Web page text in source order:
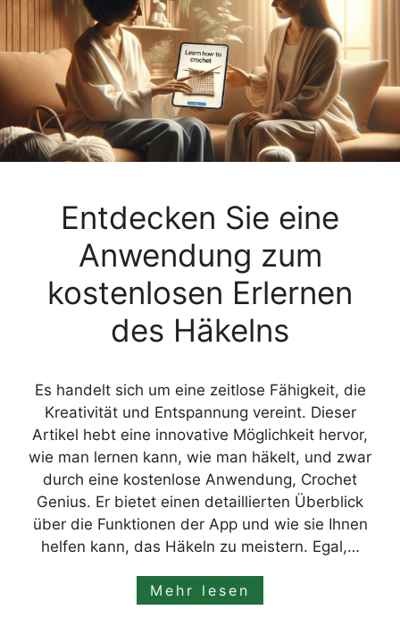
Entdecken Sie eine
Anwendung zum
kostenlosen Erlernen
des Häkelns
Es handelt sich um eine zeitlose Fähigkeit, die
Kreativität und Entspannung vereint. Dieser
Artikel hebt eine innovative Möglichkeit hervor,
wie man lernen kann, wie man häkelt, und zwar
durch eine kostenlose Anwendung, Crochet
Genius. Er bietet einen detaillierten Überblick
über die Funktionen der App und wie sie Ihnen
helfen kann, das Häkeln zu meistern. Egal,…
Mehr lesen